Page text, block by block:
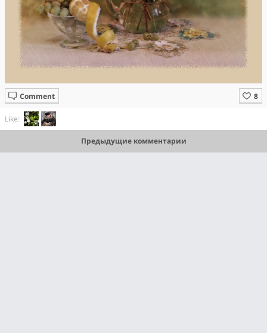
Comment
Like:
Предыдущие комментарии